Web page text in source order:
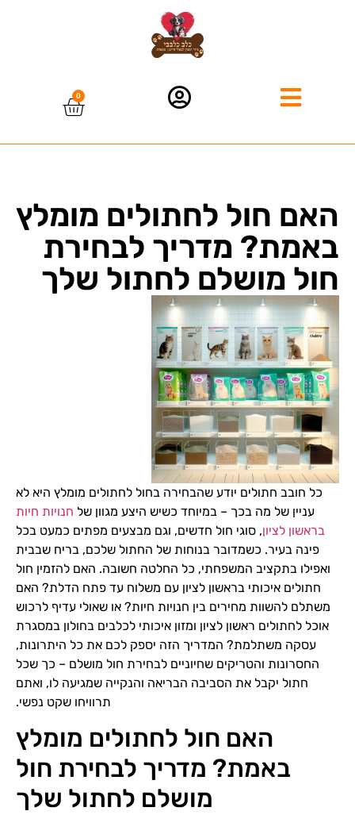
0
האם חול לחתולים מומלץ
באמת? מדריך לבחירת
חול מושלם לחתול שלך
כל חובב חתולים יודע שהבחירה בחול לחתולים מומלץ היא לא
עניין של מה בכך – במיוחד כשיש היצע מגוון של חנויות חיות
בראשון לציון, סוגי חול חדשים, וגם מבצעים מפתים כמעט בכל
פינה בעיר. כשמדובר בנוחות של החתול שלכם, בריח שבבית
ואפילו בתקציב המשפחתי, כל החלטה חשובה. האם להזמין חול
חתולים איכותי בראשון לציון עם משלוח עד פתח הדלת? האם
משתלם להשוות מחירים בין חנויות חיות? או שאולי עדיף לרכוש
אוכל לחתולים ראשון לציון ומזון איכותי לכלבים בחולון במסגרת
עסקה משתלמת? המדריך הזה יספק לכם את כל היתרונות,
החסרונות והטריקים שחיוניים לבחירת חול מושלם – כך שכל
חתול יקבל את הסביבה הבריאה והנקייה שמגיעה לו, ואתם
תרוויחו שקט נפשי.
האם חול לחתולים מומלץ
באמת? מדריך לבחירת חול
מושלם לחתול שלך